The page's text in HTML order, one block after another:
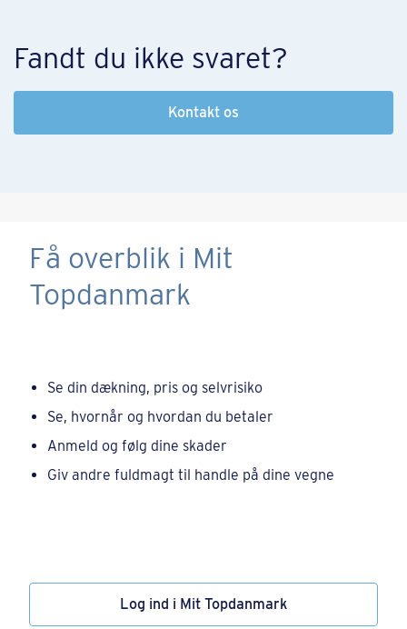
Fandt du ikke svaret?
Kontakt os
Få overblik i Mit
Topdanmark
Se din dækning, pris og selvrisiko
Se, hvornår og hvordan du betaler
Anmeld og følg dine skader
Giv andre fuldmagt til handle på dine vegne
Log ind i Mit Topdanmark